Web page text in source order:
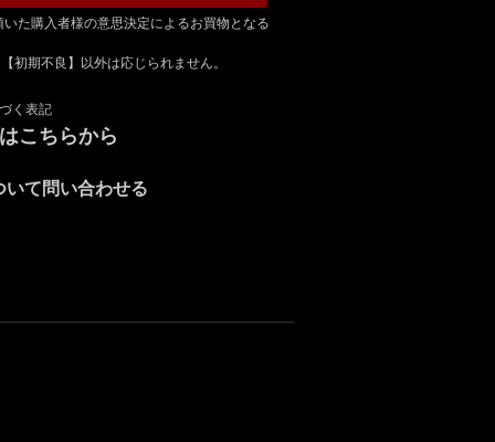
た購入者様の意思決定によるお買物となる
初期不良】以外は応じられません。
く表記
こちらから
いて問い合わせる